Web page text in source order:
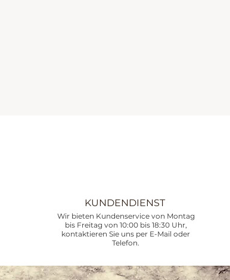
KUNDENDIENST
Wir bieten Kundenservice von Montag
bis Freitag von 10:00 bis 18:30 Uhr,
kontaktieren Sie uns per E-Mail oder
Telefon.